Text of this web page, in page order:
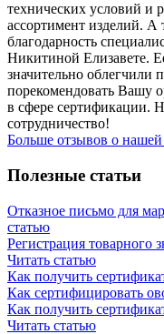
технических условий и
ассортимент изделий.
благодарность
Никитиной Елизавете.
значительно облегчили
порекомендовать Вашу
в сфере сертификации.
сотрудничество!
Больше отзывов о нашей
Полезные статьи
Отказное письмо для
статью
Регистрация товарного
Читать статью
Как получить
Как сертифицировать
Как получить
Читать статью